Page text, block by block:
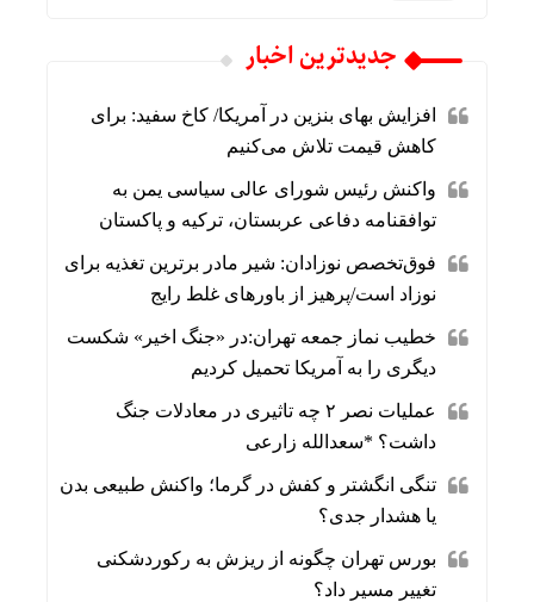
جديدترين اخبار
افزایش بهای بنزین در آمریکا/ کاخ سفید: برای
کاهش قیمت تلاش می‌کنیم
واکنش رئیس شورای عالی سیاسی یمن به
توافقنامه دفاعی عربستان، ترکیه و پاکستان
فوق‌تخصص نوزادان: شیر مادر برترین تغذیه برای
نوزاد است/پرهیز از باورهای غلط رایج
خطیب نماز جمعه تهران:در «جنگ اخیر» شکست
دیگری را به آمریکا تحمیل کردیم
عملیات نصر ۲ چه تاثیری در معادلات جنگ
داشت؟ *سعدالله زارعی
تنگی انگشتر و کفش در گرما؛ واکنش طبیعی بدن
یا هشدار جدی؟
بورس تهران چگونه از ریزش به رکوردشکنی
تغییر مسیر داد؟